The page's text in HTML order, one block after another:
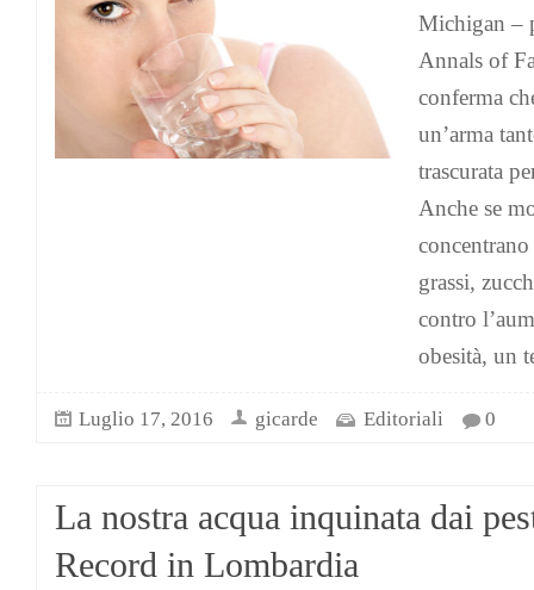
Michigan –
Annals of
conferma
un’arma
trascurata
Anche se
grassi,
contro
obesità, un
Luglio 17, 2016 gicarde Editoriali 0
La nostra acqua inquinata dai
Record in Lombardia